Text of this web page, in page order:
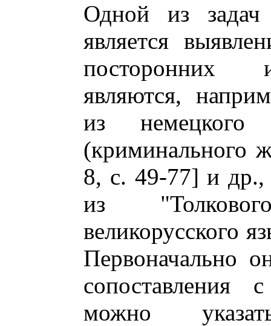
Одной из задач
является
посторонних
являются,
из немецкого
(криминального
8, с. 49-77] и др.,
из
великорусского
Первоначально
сопоставления
можно